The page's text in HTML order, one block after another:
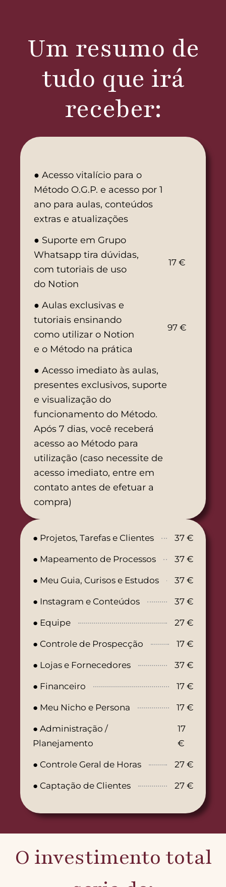
Um resumo de
tudo que irá
receber:
● Acesso vitalício para o
Método O.G.P. e acesso por 1
ano para aulas, conteúdos
extras e atualizações
● Suporte em Grupo
Whatsapp tira dúvidas,
com tutoriais de uso
do Notion
17 €
● Aulas exclusivas e
tutoriais ensinando
como utilizar o Notion
e o Método na prática
97 €
● Acesso imediato às aulas,
presentes exclusivos, suporte
e visualização do
funcionamento do Método.
Após 7 dias, você receberá
acesso ao Método para
utilização (caso necessite de
acesso imediato, entre em
contato antes de efetuar a
compra)
● Projetos, Tarefas e Clientes 37 €
● Mapeamento de Processos 37 €
● Meu Guia, Curisos e Estudos 37 €
● Instagram e Conteúdos 37 €
● Equipe 27 €
● Controle de Prospecção 17 €
● Lojas e Fornecedores 37 €
● Financeiro 17 €
● Meu Nicho e Persona 17 €
● Administração /
Planejamento
17
€
● Controle Geral de Horas 27 €
● Captação de Clientes 27 €
O investimento total